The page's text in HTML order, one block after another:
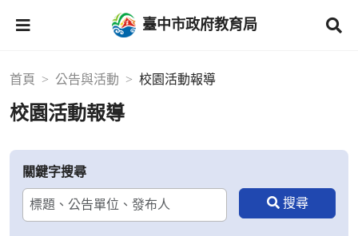
臺中市政府教育局
首頁 公告與活動 校園活動報導
校園活動報導
關鍵字搜尋